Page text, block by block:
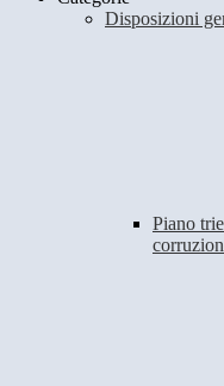
Disposizioni
Piano